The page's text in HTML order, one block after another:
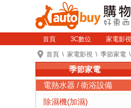
首頁 3C數位 家電影視
首頁 家電影視 季節家電
季節家電
電熱水器 / 衛浴設備
除濕機(加濕)